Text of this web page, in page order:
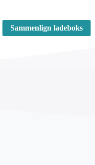
Sammenlign ladeboks